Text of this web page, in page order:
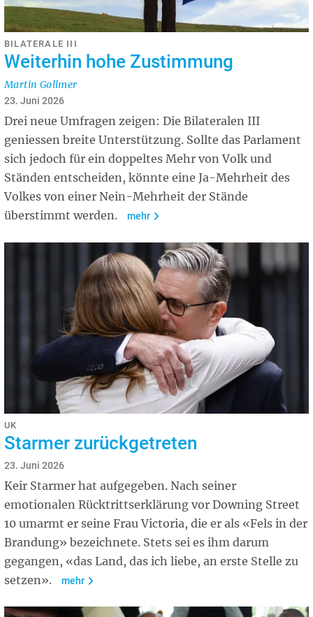
BILATERALE III
Weiterhin hohe Zustimmung
Martin Gollmer
23. Juni 2026
Drei neue Umfragen zeigen: Die Bilateralen III
geniessen breite Unterstützung. Sollte das Parlament
sich jedoch für ein doppeltes Mehr von Volk und
Ständen entscheiden, könnte eine Ja-Mehrheit des
Volkes von einer Nein-Mehrheit der Stände
überstimmt werden.
mehr
UK
Starmer zurückgetreten
23. Juni 2026
Keir Starmer hat aufgegeben. Nach seiner
emotionalen Rücktrittserklärung vor Downing Street
10 umarmt er seine Frau Victoria, die er als «Fels in der
Brandung» bezeichnete. Stets sei es ihm darum
gegangen, «das Land, das ich liebe, an erste Stelle zu
setzen».
mehr